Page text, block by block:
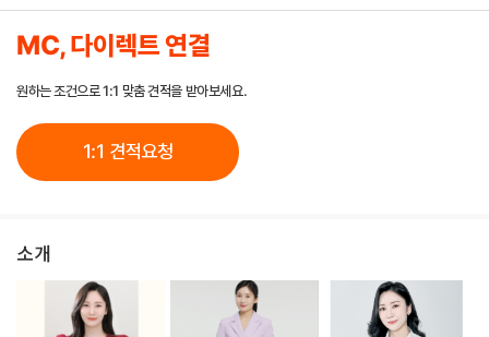
MC, 다이렉트 연결
원하는 조건으로 1:1 맞춤 견적을 받아보세요.
1:1 견적요청
소개